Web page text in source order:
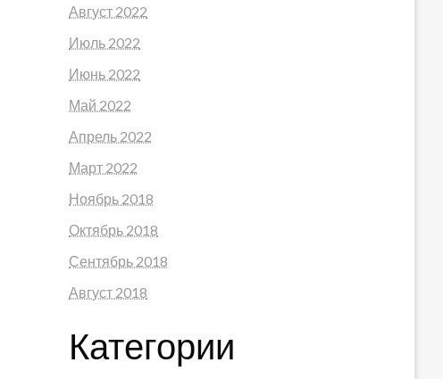
Август 2022
Июль 2022
Июнь 2022
Май 2022
Апрель 2022
Март 2022
Ноябрь 2018
Октябрь 2018
Сентябрь 2018
Август 2018
Категории